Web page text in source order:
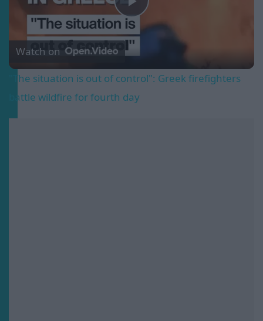
Play
Video
Watch on
"The situation is out of control": Greek firefighters
battle wildfire for fourth day